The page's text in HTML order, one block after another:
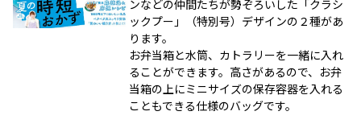
ンなどの仲間たちが勢ぞろいした「クラシ
ックプー」（特別号）デザインの２種があ
ります。
お弁当箱と水筒、カトラリーを一緒に入れ
ることができます。高さがあるので、お弁
当箱の上にミニサイズの保存容器を入れる
こともできる仕様のバッグです。